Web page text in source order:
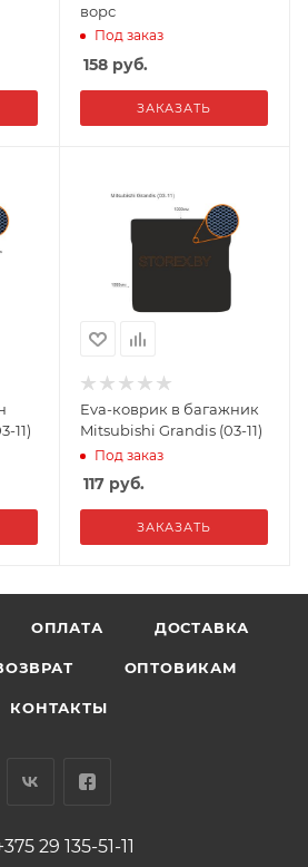
ворс
Под заказ
158руб.
ЗАКАЗАТЬ
11)
Eva-коврик в багажник
Mitsubishi Grandis (03-11)
Под заказ
117руб.
ЗАКАЗАТЬ
ОПЛАТА ДОСТАВКА
ОПТОВИКАМ
КОНТАКТЫ
29 135-51-11